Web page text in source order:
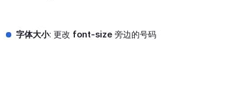
字体大小: 更改 font-size 旁边的号码